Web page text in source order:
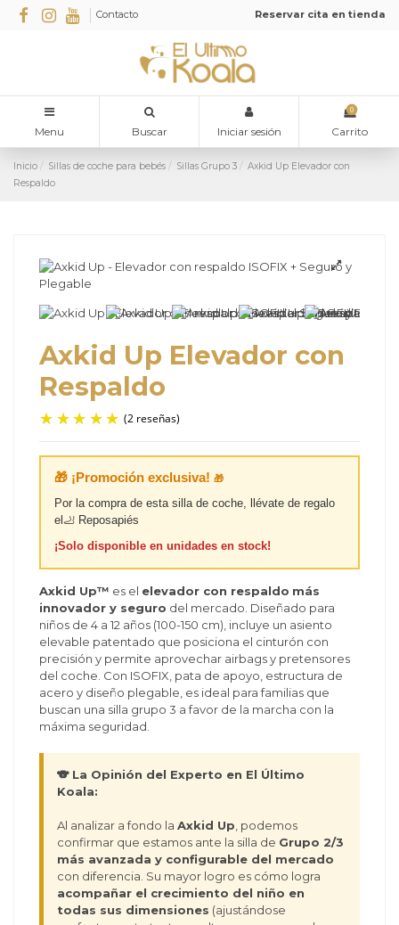
Contacto Reservar cita en tienda
Menu Buscar Iniciar sesión
0
Carrito
Inicio Sillas de coche para bebés Sillas Grupo 3
Axkid Up Elevador con
Respaldo
Axkid Up Elevador con
Respaldo
🎁 ¡Promoción exclusiva! 🎁
Por la compra de esta silla de coche, llévate de regalo
el🦶 Reposapiés
¡Solo disponible en unidades en stock!
Axkid Up™ es el elevador con respaldo más
innovador y seguro del mercado. Diseñado para
niños de 4 a 12 años (100-150 cm), incluye un asiento
elevable patentado que posiciona el cinturón con
precisión y permite aprovechar airbags y pretensores
del coche. Con ISOFIX, pata de apoyo, estructura de
acero y diseño plegable, es ideal para familias que
buscan una silla grupo 3 a favor de la marcha con la
máxima seguridad.
🐨 La Opinión del Experto en El Último
Koala:
Al analizar a fondo la Axkid Up, podemos
confirmar que estamos ante la silla de Grupo 2/3
más avanzada y configurable del mercado
con diferencia. Su mayor logro es cómo logra
acompañar el crecimiento del niño en
todas sus dimensiones (ajustándose